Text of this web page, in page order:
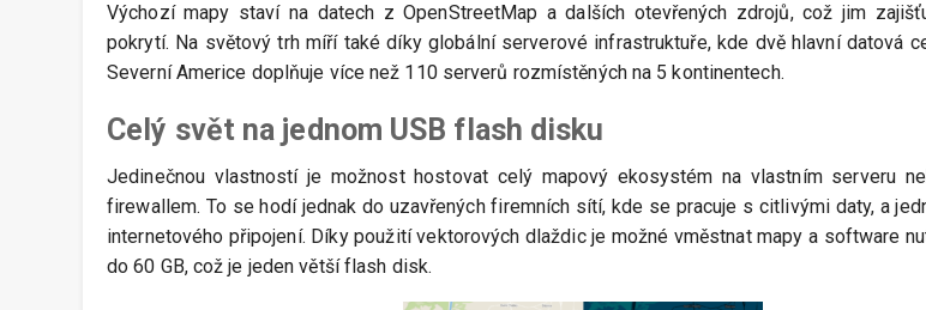
Výchozí mapy staví na datech z OpenStreetMap a dalších otevřených zdrojů, což jim
pokrytí. Na světový trh míří také díky globální serverové infrastruktuře, kde dvě hlavní datová
Severní Americe doplňuje více než 110 serverů rozmístěných na 5 kontinentech.
Celý svět na jednom USB flash disku
Jedinečnou vlastností je možnost hostovat celý mapový ekosystém na vlastním serveru
firewallem. To se hodí jednak do uzavřených firemních sítí, kde se pracuje s citlivými daty, a
internetového připojení. Díky použití vektorových dlaždic je možné vměstnat mapy a software
do 60 GB, což je jeden větší flash disk.